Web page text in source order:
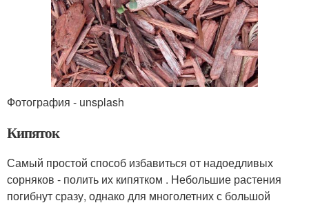
Фотография - unsplash
Кипяток
Самый простой способ избавиться от надоедливых
сорняков - полить их кипятком . Небольшие растения
погибнут сразу, однако для многолетних с большой